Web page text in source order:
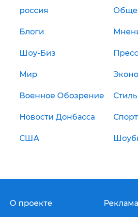
россия
Блоги
Шоу-Биз
Мир
Военное Обозрение Стиль
Новости Донбасса Спорт
США
О проекте Реклама